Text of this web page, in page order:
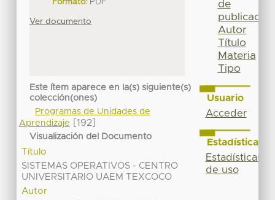
Formato: PDF
Ver documento
Este ítem aparece en la(s) siguiente(s)
colección(ones)
Programas de Unidades de
Aprendizaje
[192]
Visualización del Documento
Título
SISTEMAS OPERATIVOS - CENTRO
UNIVERSITARIO UAEM TEXCOCO
Autor
de
publicación
Autor
Título
Materia
Tipo
Usuario
Acceder
Estadísticas
Estadísticas
de uso